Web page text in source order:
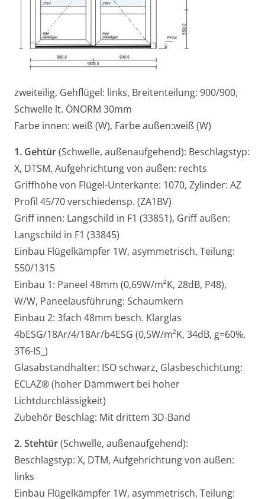
zweiteilig, Gehflügel: links, Breitenteilung: 900/900,
Schwelle lt. ÖNORM 30mm
Farbe innen: weiß (W), Farbe außen:weiß (W)
1. Gehtür(Schwelle, außenaufgehend): Beschlagstyp:
X, DTSM, Aufgehrichtung von außen: rechts
Griffhöhe von Flügel-Unterkante: 1070, Zylinder: AZ
Profil 45/70 verschiedensp. (ZA1BV)
Griff innen: Langschild in F1 (33851), Griff außen:
Langschild in F1 (33845)
Einbau Flügelkämpfer 1W, asymmetrisch, Teilung:
550/1315
Einbau 1: Paneel 48mm (0,69W/m²K, 28dB, P48),
W/W, Paneelausführung: Schaumkern
Einbau 2: 3fach 48mm besch. Klarglas
4bESG/18Ar/4/18Ar/b4ESG (0,5W/m²K, 34dB, g=60%,
3T6-IS_)
Glasabstandhalter: ISO schwarz, Glasbeschichtung:
ECLAZ® (hoher Dämmwert bei hoher
Lichtdurchlässigkeit)
Zubehör Beschlag: Mit drittem 3D-Band
2. Stehtür(Schwelle, außenaufgehend):
Beschlagstyp: X, DTM, Aufgehrichtung von außen:
links
Einbau Flügelkämpfer 1W, asymmetrisch, Teilung: